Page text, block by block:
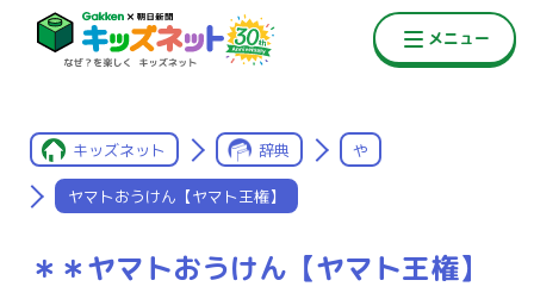
キッズネット 辞典 や
ヤマトおうけん【ヤマト王権】
＊＊ヤマトおうけん【ヤマト王権】